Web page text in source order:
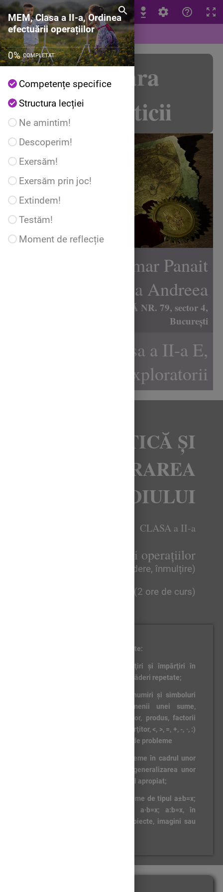
MEM, Clasa a II-a, Ordinea
efectuării operațiilor
0%COMPLETAT
Competențe specifice
Structura lecției
Ne amintim!
Descoperim!
Exersăm!
Exersăm prin joc!
Extindem!
Testăm!
Moment de reflecție
MEM, Clasa a II-a, Ordinea efectuării
Comoara
matematicii
Prof. înv. primar Panait
Irina Andreea
ȘCOALA GIMNAZIALĂ NR. 79, sector 4,
București
Clasa a II-a E,
Exploratorii
MATEMATICĂ ȘI
EXPLORAREA
MEDIULUI
CLASA a II-a
Ordinea efectuării operațiilor
(adunare/scădere, înmulțire)
90 min (2 ore de curs)
Competențe specifice vizate:
1.5. Efectuarea de înmulţiri şi împărţiri în
concentrul 0-1000 prin adunări/scăderi repetate;
1.6. Utilizarea unor denumiri şi simboluri
matematice (sumă, total, termenii unei sume,
diferenţă, rest, descăzut, scăzător, produs, factorii
unui produs, cât, deîmpărţit, împărţitor, <, >, =, +, -, ·, :)
în rezolvarea şi/sau compunerea de probleme
3.1. Rezolvarea de probleme în cadrul unor
investigaţii, prin observarea şi generalizarea unor
modele sau regularităţi din mediul apropiat;
5.2. Rezolvarea de probleme de tipul a±b=x;
a±b±c=x în concentrul 0-1000; a·b=x; a:b=x, în
concentrul 0-100, cu sprijin în obiecte, imagini sau